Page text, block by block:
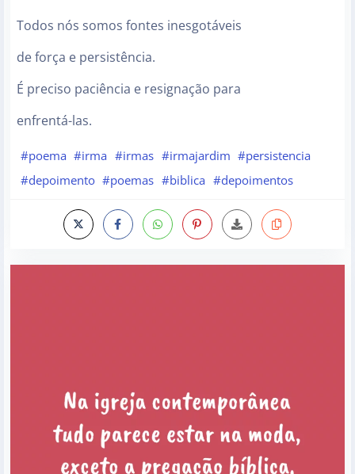
Todos nós somos fontes inesgotáveis
de força e persistência.
É preciso paciência e resignação para
enfrentá-las.
#poema #irma #irmas #irmajardim #persistencia
#depoimento #poemas #biblica #depoimentos